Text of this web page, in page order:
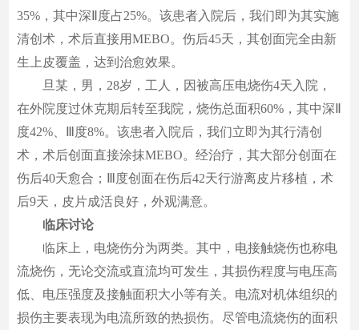
35%，其中深Ⅱ度占25%。该患者入院后，我们即为其实施
清创术，术后直接用MEBO。伤后45天，其创面完全由新
生上皮覆盖，达到治愈效果。
旦某，男，28岁，工人，因被高压电烧伤4天入院，
在外院度过休克期后转至我院，烧伤总面积60%，其中深Ⅱ
度42%、Ⅲ度8%。该患者入院后，我们立即为其行清创
术，术后创面直接涂抹MEBO。经治疗，其大部分创面在
伤后40天愈合；Ⅲ度创面在伤后42天行游离皮片移植，术
后9天，皮片成活良好，外观满意。
临床讨论
临床上，电烧伤分为两类。其中，电接触烧伤也称电
流烧伤，无论交流或直流均可发生，其损伤程度与电压高
低、电压强度及接触面积大小等有关。电流对机体组织的
损伤主要表现为电流所致的热损伤。尽管电流烧伤的面积